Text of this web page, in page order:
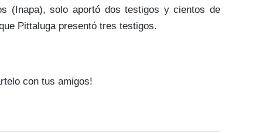
(Inapa), solo aportó dos testigos y cientos de
Pittaluga presentó tres testigos.
con tus amigos!